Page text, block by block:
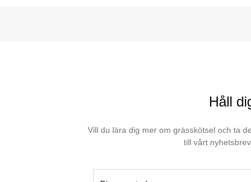
Håll
Vill du lära dig mer om grässkötsel och ta
till vårt